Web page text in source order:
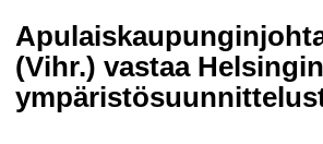
(Vihr.) vastaa